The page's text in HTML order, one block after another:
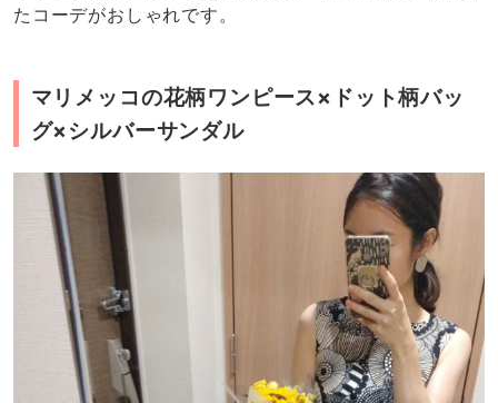
たコーデがおしゃれです。
マリメッコの花柄ワンピース×ドット柄バッ
グ×シルバーサンダル